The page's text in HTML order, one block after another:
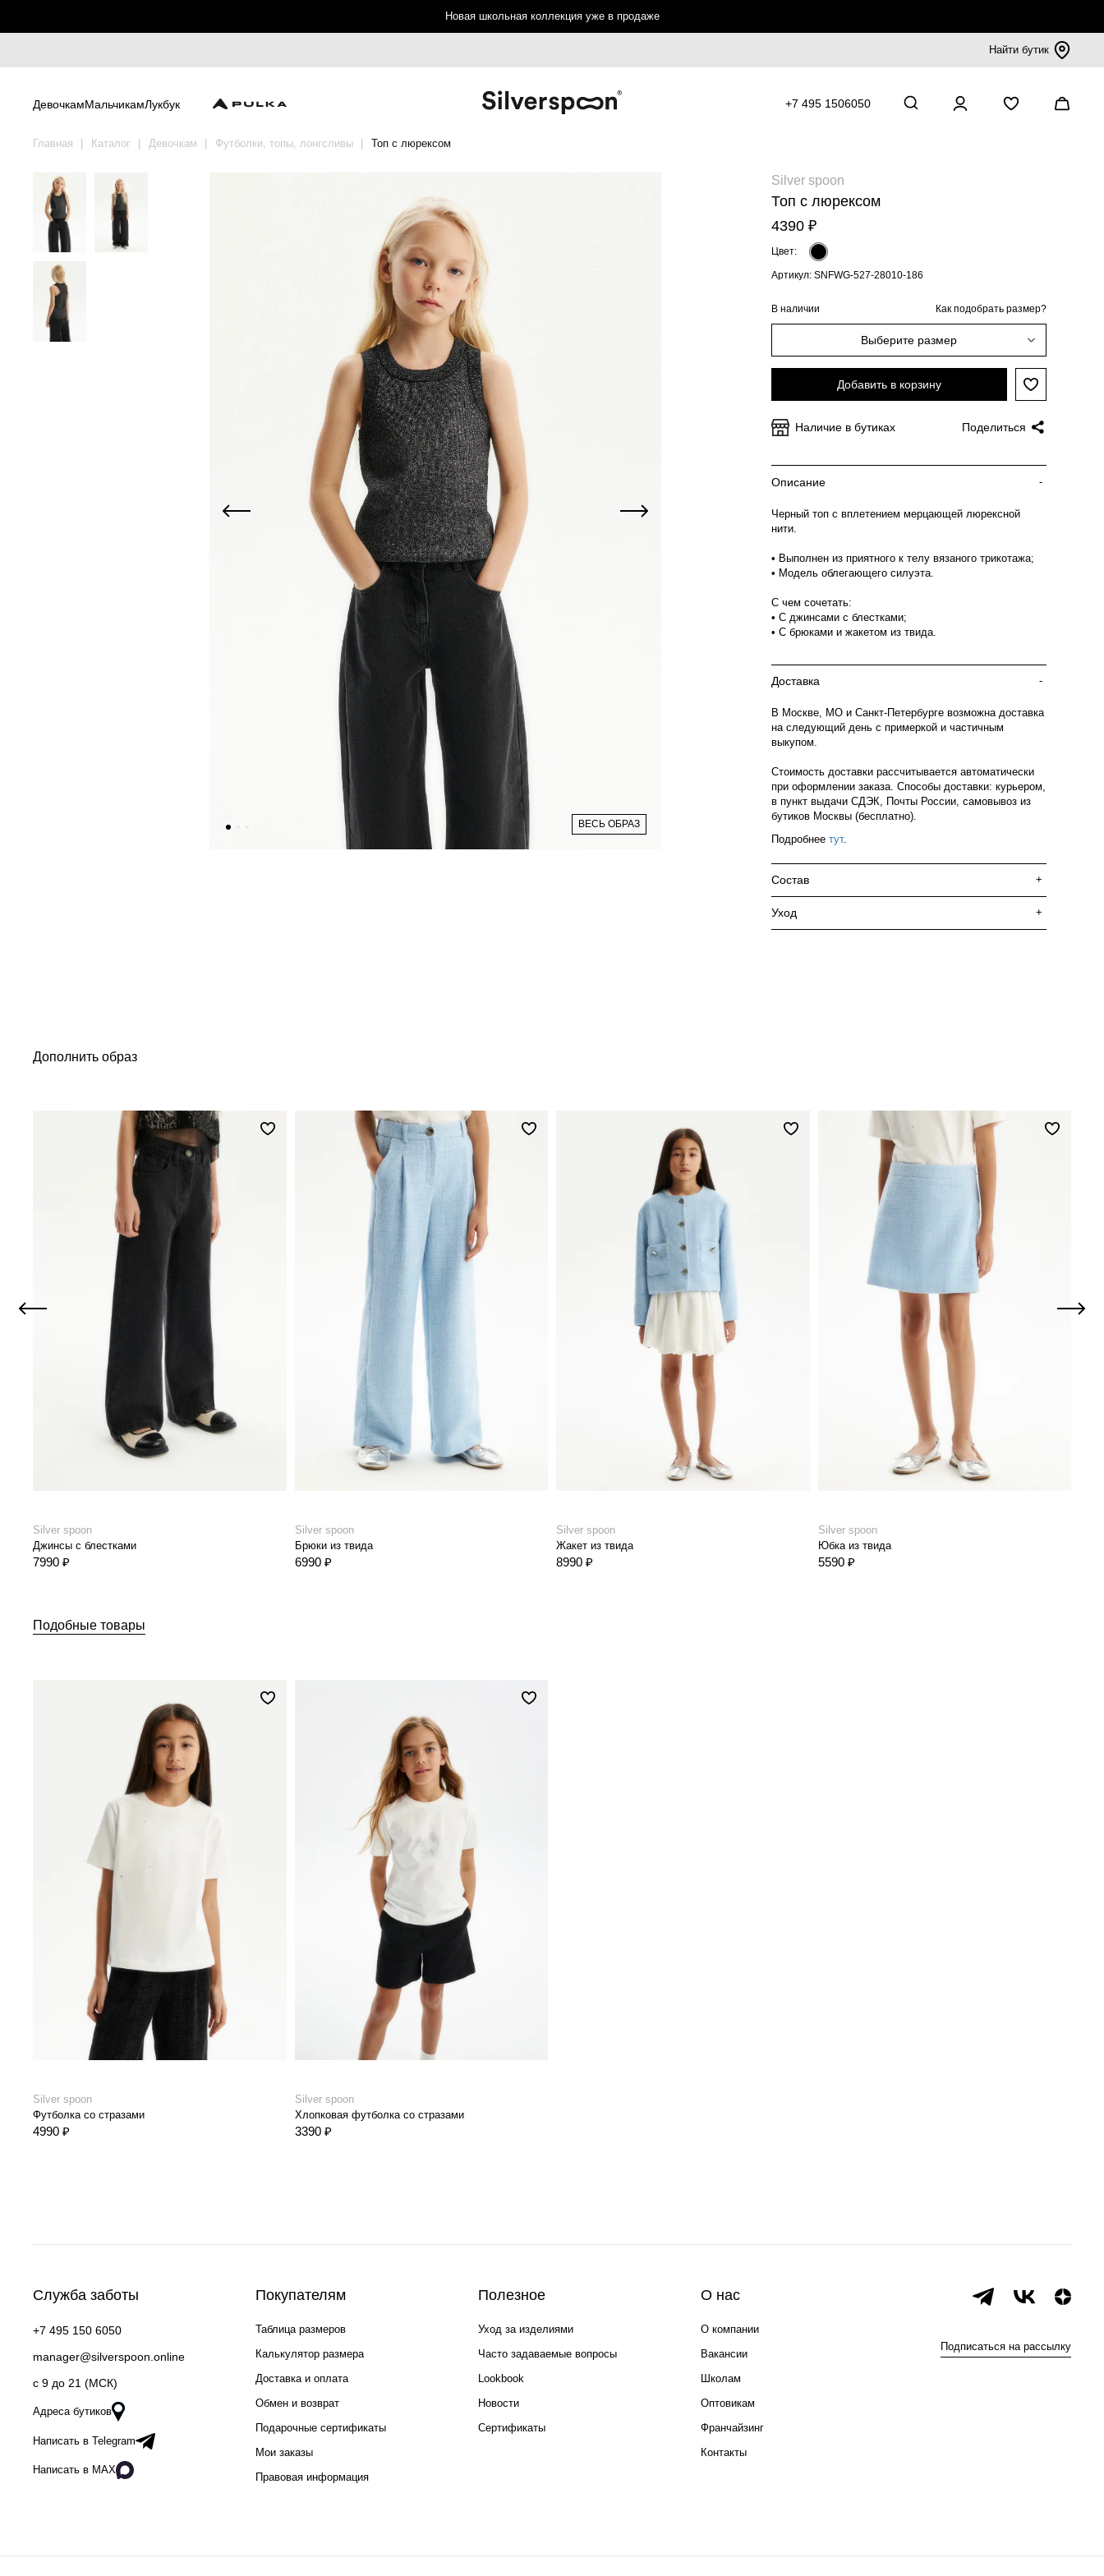
Новая школьная коллекция уже в продаже
Найти бутик
ДевочкамМальчикамЛукбук +7 495 1506050
Главная Каталог Девочкам Футболки, топы, лонгсливы Топ с люрексом
ВЕСЬ ОБРАЗ
Silver spoon
Топ с люрексом
4390 ₽
Цвет:
Артикул: SNFWG-527-28010-186
В наличии Как подобрать размер?
Выберите размер
Добавить в корзину
Наличие в бутиках Поделиться
Описание -
Черный топ с вплетением мерцающей люрексной
нити.
• Выполнен из приятного к телу вязаного трикотажа;
• Модель облегающего силуэта.
С чем сочетать:
• С джинсами с блестками;
• С брюками и жакетом из твида.
Доставка -
В Москве, МО и Санкт-Петербурге возможна доставка
на следующий день с примеркой и частичным
выкупом.
Стоимость доставки рассчитывается автоматически
при оформлении заказа. Способы доставки: курьером,
в пункт выдачи СДЭК, Почты России, самовывоз из
бутиков Москвы (бесплатно).
Подробнее тут.
Состав +
Уход +
Дополнить образ
Silver spoon
Джинсы с блестками
7990 ₽
Silver spoon
Брюки из твида
6990 ₽
Silver spoon
Жакет из твида
8990 ₽
Silver spoon
Юбка из твида
5590 ₽
Подобные товары
Silver spoon
Футболка со стразами
4990 ₽
Silver spoon
Хлопковая футболка со стразами
3390 ₽
Служба заботы
+7 495 150 6050
manager@silverspoon.online
c 9 до 21 (МСК)
Адреса бутиков
Написать в Telegram
Написать в MAX
Покупателям
Таблица размеров
Калькулятор размера
Доставка и оплата
Обмен и возврат
Подарочные сертификаты
Мои заказы
Правовая информация
Полезное
Уход за изделиями
Часто задаваемые вопросы
Lookbook
Новости
Сертификаты
О нас
О компании
Вакансии
Школам
Оптовикам
Франчайзинг
Контакты
Подписаться на рассылку